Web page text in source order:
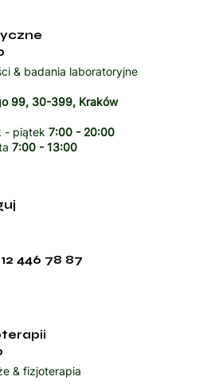
& badania laboratoryjne
99, 30-399, Kraków
- piątek 7:00 - 20:00
7:00 - 13:00
12 446 78 87
& fizjoterapia